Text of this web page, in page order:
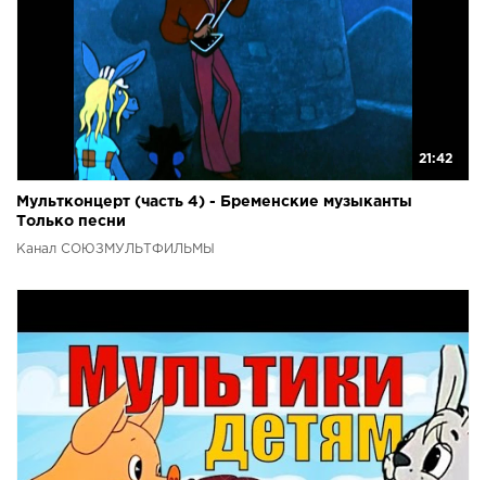
21:42
Мультконцерт (часть 4) - Бременские музыканты
Только песни
Канал СОЮЗМУЛЬТФИЛЬМЫ